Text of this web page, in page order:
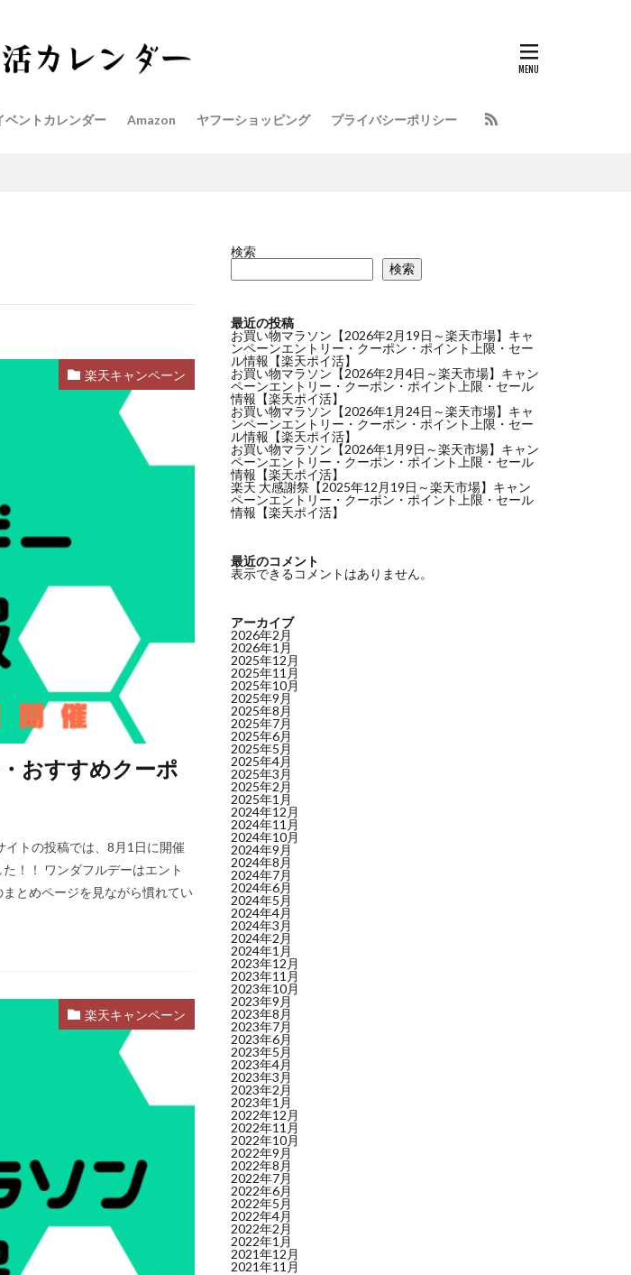
ベントカレンダー Amazon ヤフーショッピング プライバシーポリシー
楽天キャンペーン
おすすめクーポ
トの投稿では、8月1日に開催
！！ ワンダフルデーはエント
とめページを見ながら慣れてい
楽天キャンペーン
検索
検索
最近の投稿
お買い物マラソン【2026年2月19日～楽天市場】キャ
ンペーンエントリー・クーポン・ポイント上限・セー
ル情報【楽天ポイ活】
お買い物マラソン【2026年2月4日～楽天市場】キャン
ペーンエントリー・クーポン・ポイント上限・セール
情報【楽天ポイ活】
お買い物マラソン【2026年1月24日～楽天市場】キャ
ンペーンエントリー・クーポン・ポイント上限・セー
ル情報【楽天ポイ活】
お買い物マラソン【2026年1月9日～楽天市場】キャン
ペーンエントリー・クーポン・ポイント上限・セール
情報【楽天ポイ活】
楽天 大感謝祭【2025年12月19日～楽天市場】キャン
ペーンエントリー・クーポン・ポイント上限・セール
情報【楽天ポイ活】
最近のコメント
表示できるコメントはありません。
アーカイブ
2026年2月
2026年1月
2025年12月
2025年11月
2025年10月
2025年9月
2025年8月
2025年7月
2025年6月
2025年5月
2025年4月
2025年3月
2025年2月
2025年1月
2024年12月
2024年11月
2024年10月
2024年9月
2024年8月
2024年7月
2024年6月
2024年5月
2024年4月
2024年3月
2024年2月
2024年1月
2023年12月
2023年11月
2023年10月
2023年9月
2023年8月
2023年7月
2023年6月
2023年5月
2023年4月
2023年3月
2023年2月
2023年1月
2022年12月
2022年11月
2022年10月
2022年9月
2022年8月
2022年7月
2022年6月
2022年5月
2022年4月
2022年2月
2022年1月
2021年12月
2021年11月